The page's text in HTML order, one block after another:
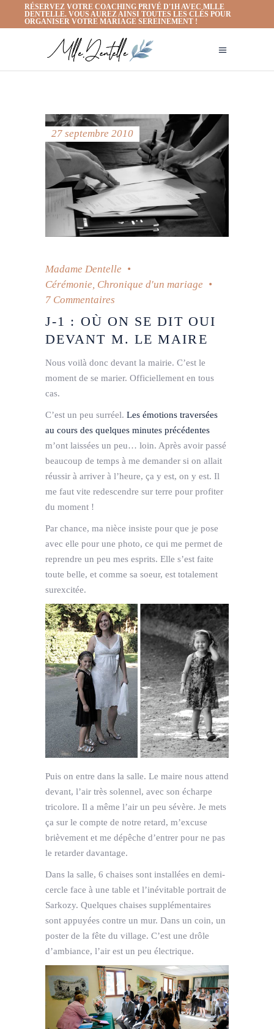
RÉSERVEZ VOTRE COACHING PRIVÉ D'1H AVEC MLLE
DENTELLE. VOUS AUREZ AINSI TOUTES LES CLÉS POUR
ORGANISER VOTRE MARIAGE SEREINEMENT !
27 septembre 2010
Madame Dentelle
Cérémonie Chronique d'un mariage
7 Commentaires
J-1 : OÙ ON SE DIT OUI
DEVANT M. LE MAIRE
Nous voilà donc devant la mairie. C’est le
moment de se marier. Officiellement en tous
cas.
C’est un peu surréel. Les émotions traversées
au cours des quelques minutes précédentes
m’ont laissées un peu… loin. Après avoir passé
beaucoup de temps à me demander si on allait
réussir à arriver à l’heure, ça y est, on y est. Il
me faut vite redescendre sur terre pour profiter
du moment !
Par chance, ma nièce insiste pour que je pose
avec elle pour une photo, ce qui me permet de
reprendre un peu mes esprits. Elle s’est faite
toute belle, et comme sa soeur, est totalement
surexcitée.
Puis on entre dans la salle. Le maire nous attend
devant, l’air très solennel, avec son écharpe
tricolore. Il a même l’air un peu sévère. Je mets
ça sur le compte de notre retard, m’excuse
brièvement et me dépêche d’entrer pour ne pas
le retarder davantage.
Dans la salle, 6 chaises sont installées en demi-
cercle face à une table et l’inévitable portrait de
Sarkozy. Quelques chaises supplémentaires
sont appuyées contre un mur. Dans un coin, un
poster de la fête du village. C’est une drôle
d’ambiance, l’air est un peu électrique.